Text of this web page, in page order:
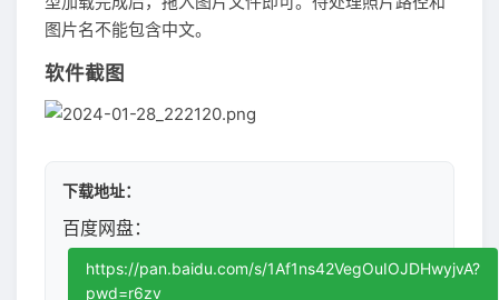
图片名不能包含中文。
软件截图
下载地址：
百度网盘：
https://pan.baidu.com/s/1Af1ns42VegOuIOJDHwyjvA?
pwd=r6zv